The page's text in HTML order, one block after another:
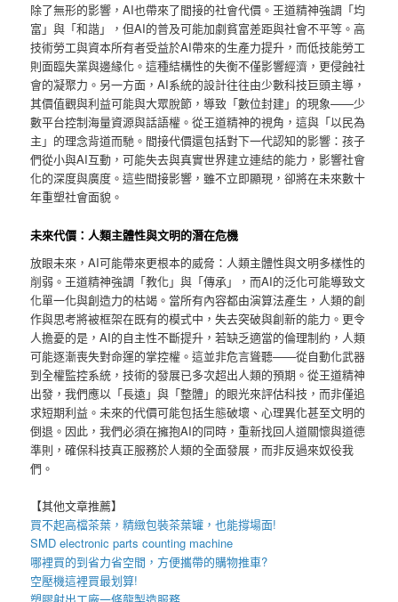
除了無形的影響，AI也帶來了間接的社會代價。王道精神強調「均
富」與「和諧」，但AI的普及可能加劇貧富差距與社會不平等。高
技術勞工與資本所有者受益於AI帶來的生產力提升，而低技能勞工
則面臨失業與邊緣化。這種結構性的失衡不僅影響經濟，更侵蝕社
會的凝聚力。另一方面，AI系統的設計往往由少數科技巨頭主導，
其價值觀與利益可能與大眾脫節，導致「數位封建」的現象——少
數平台控制海量資源與話語權。從王道精神的視角，這與「以民為
主」的理念背道而馳。間接代價還包括對下一代認知的影響：孩子
們從小與AI互動，可能失去與真實世界建立連結的能力，影響社會
化的深度與廣度。這些間接影響，雖不立即顯現，卻將在未來數十
年重塑社會面貌。
未來代價：人類主體性與文明的潛在危機
放眼未來，AI可能帶來更根本的威脅：人類主體性與文明多樣性的
削弱。王道精神強調「教化」與「傳承」，而AI的泛化可能導致文
化單一化與創造力的枯竭。當所有內容都由演算法產生，人類的創
作與思考將被框架在既有的模式中，失去突破與創新的能力。更令
人擔憂的是，AI的自主性不斷提升，若缺乏適當的倫理制約，人類
可能逐漸喪失對命運的掌控權。這並非危言聳聽——從自動化武器
到全權監控系統，技術的發展已多次超出人類的預期。從王道精神
出發，我們應以「長遠」與「整體」的眼光來評估科技，而非僅追
求短期利益。未來的代價可能包括生態破壞、心理異化甚至文明的
倒退。因此，我們必須在擁抱AI的同時，重新找回人道關懷與道德
準則，確保科技真正服務於人類的全面發展，而非反過來奴役我
們。
【其他文章推薦】
買不起高檔茶葉，精緻包裝茶葉罐 ，也能撐場面!
SMD electronic parts counting machine
哪裡買的到省力省空間，方便攜帶的購物推車?
空壓機這裡買最划算!